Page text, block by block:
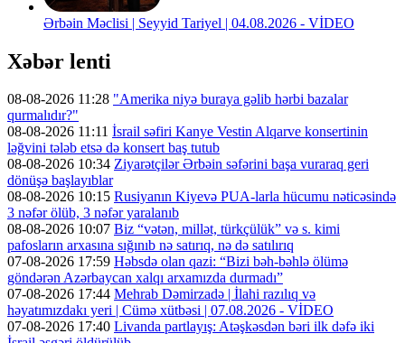
Ərbəin Məclisi | Seyyid Tariyel | 04.08.2026 - VİDEO
Xəbər lenti
08-08-2026 11:28 "Amerika niyə buraya gəlib hərbi bazalar
qurmalıdır?"
08-08-2026 11:11 İsrail səfiri Kanye Vestin Alqarve konsertinin
ləğvini tələb etsə də konsert baş tutub
08-08-2026 10:34 Ziyarətçilər Ərbəin səfərini başa vuraraq geri
dönüşə başlayıblar
08-08-2026 10:15 Rusiyanın Kiyevə PUA-larla hücumu nəticəsində
3 nəfər ölüb, 3 nəfər yaralanıb
08-08-2026 10:07 Biz “vətən, millət, türkçülük” və s. kimi
pafosların arxasına sığınıb nə satırıq, nə də satılırıq
07-08-2026 17:59 Həbsdə olan qazi: “Bizi bəh-bəhlə ölümə
göndərən Azərbaycan xalqı arxamızda durmadı”
07-08-2026 17:44 Mehrab Dəmirzadə | İlahi razılıq və
həyatımızdakı yeri | Cümə xütbəsi | 07.08.2026 - VİDEO
07-08-2026 17:40 Livanda partlayış: Atəşkəsdən bəri ilk dəfə iki